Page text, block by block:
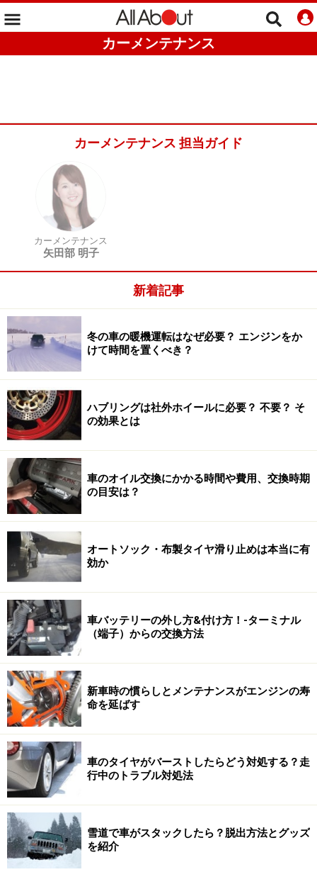
カーメンテナンス
カーメンテナンス 担当ガイド
カーメンテナンス
矢田部 明子
新着記事
冬の車の暖機運転はなぜ必要？ エンジンをか
けて時間を置くべき？
ハブリングは社外ホイールに必要？ 不要？ そ
の効果とは
車のオイル交換にかかる時間や費用、交換時期
の目安は？
オートソック・布製タイヤ滑り止めは本当に有
効か
車バッテリーの外し方&付け方！-ターミナル
（端子）からの交換方法
新車時の慣らしとメンテナンスがエンジンの寿
命を延ばす
車のタイヤがバーストしたらどう対処する？走
行中のトラブル対処法
雪道で車がスタックしたら？脱出方法とグッズ
を紹介